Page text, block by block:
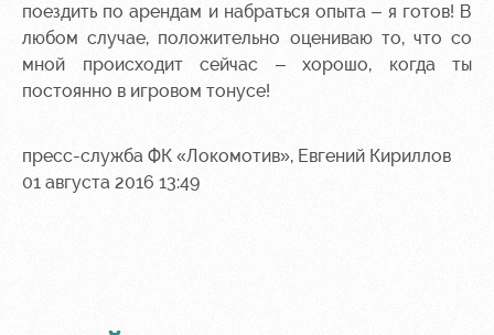
поездить по арендам и набраться опыта – я готов! В
любом случае, положительно оцениваю то, что со
мной происходит сейчас – хорошо, когда ты
постоянно в игровом тонусе!
пресс-служба ФК «Локомотив», Евгений Кириллов
01 августа 2016 13:49